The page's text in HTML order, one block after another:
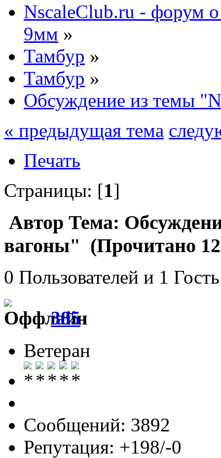
NscaleClub.ru - форум
9мм »
Тамбур »
Тамбур »
Обсуждение из темы
« предыдущая тема
Печать
Страницы: [1]
Автор Тема:
вагоны" (Прочитано
0 Пользователей и 1
385
Ветеран
Сообщений: 3892
Репутация: +198/-0